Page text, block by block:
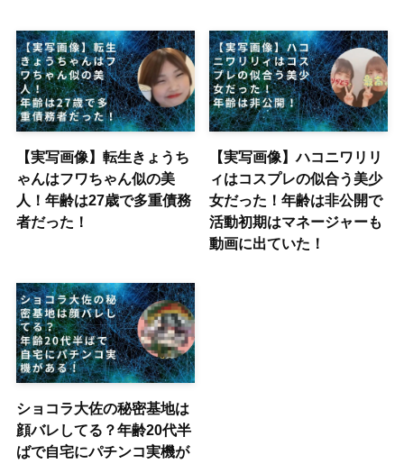
【実写画像】転生きょうち
ゃんはフワちゃん似の美
人！年齢は27歳で多重債務
者だった！
【実写画像】ハコニワリリ
ィはコスプレの似合う美少
女だった！年齢は非公開で
活動初期はマネージャーも
動画に出ていた！
ショコラ大佐の秘密基地は
顔バレしてる？年齢20代半
ばで自宅にパチンコ実機が